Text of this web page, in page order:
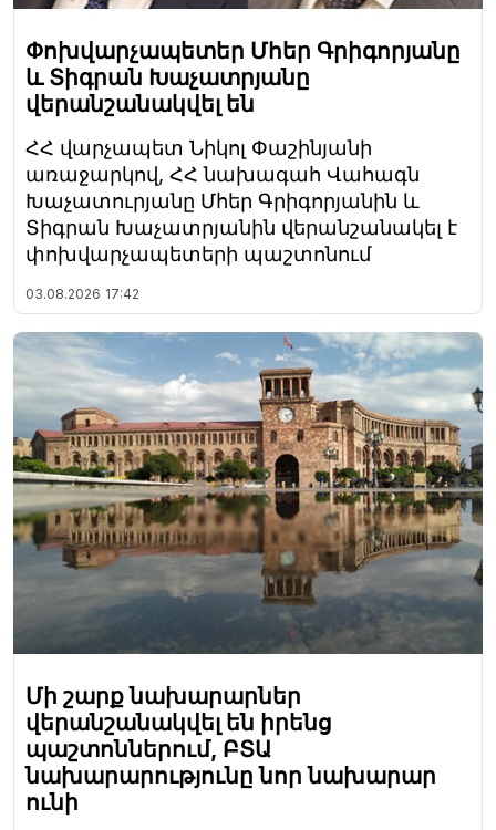
Փոխվարչապետեր Մհեր Գրիգորյանը
և Տիգրան Խաչատրյանը
վերանշանակվել են
ՀՀ վարչապետ Նիկոլ Փաշինյանի
առաջարկով, ՀՀ նախագահ Վահագն
Խաչատուրյանը Մհեր Գրիգորյանին և
Տիգրան Խաչատրյանին վերանշանակել է
փոխվարչապետերի պաշտոնում
03.08.2026 17:42
Մի շարք նախարարներ
վերանշանակվել են իրենց
պաշտոններում, ԲՏԱ
նախարարությունը նոր նախարար
ունի